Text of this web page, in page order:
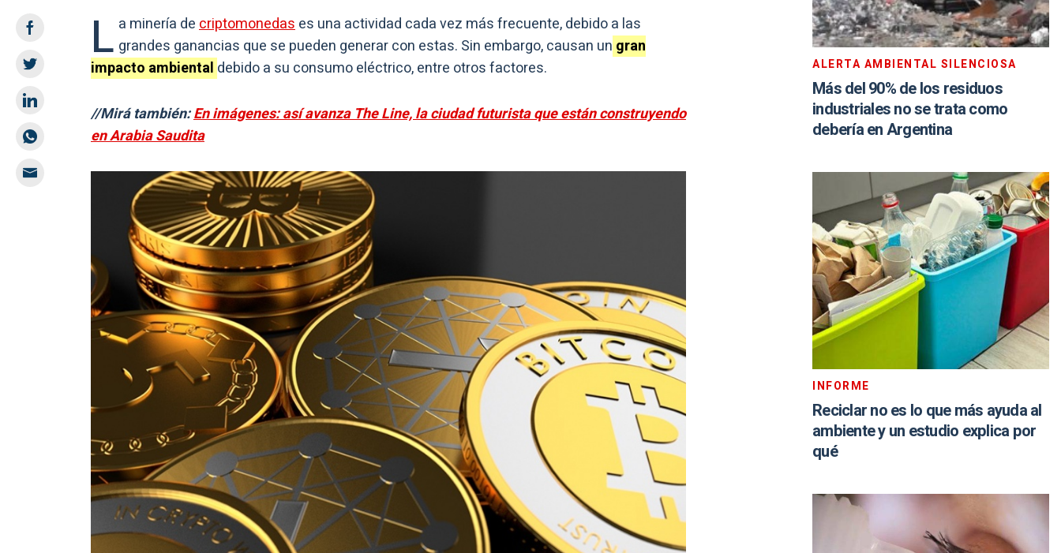
L a minería decriptomonedases una actividad cada vez más frecuente, debido a las
grandes ganancias que se pueden generar con estas. Sin embargo, causan un gran
impacto ambiental debido a su consumo eléctrico, entre otros factores.
//Mirá también:En imágenes: así avanza The Line, la ciudad futurista que están construyendo
en Arabia Saudita
ALERTA AMBIENTAL SILENCIOSA
Más del 90% de los residuos
industriales no se trata como
debería en Argentina
INFORME
Reciclar no es lo que más ayuda al
ambiente y un estudio explica por
qué